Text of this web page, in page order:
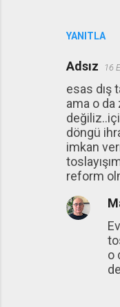
YANITLA
Adsız 16
esas dış
ama o
döngü
imkan
reform
o